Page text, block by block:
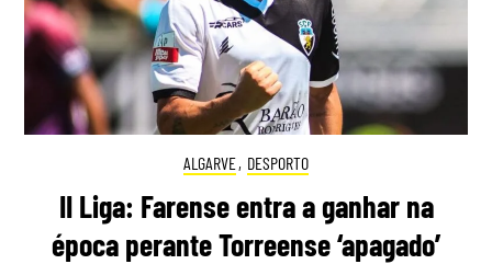
ALGARVE, DESPORTO
II Liga: Farense entra a ganhar na
época perante Torreense ‘apagado’